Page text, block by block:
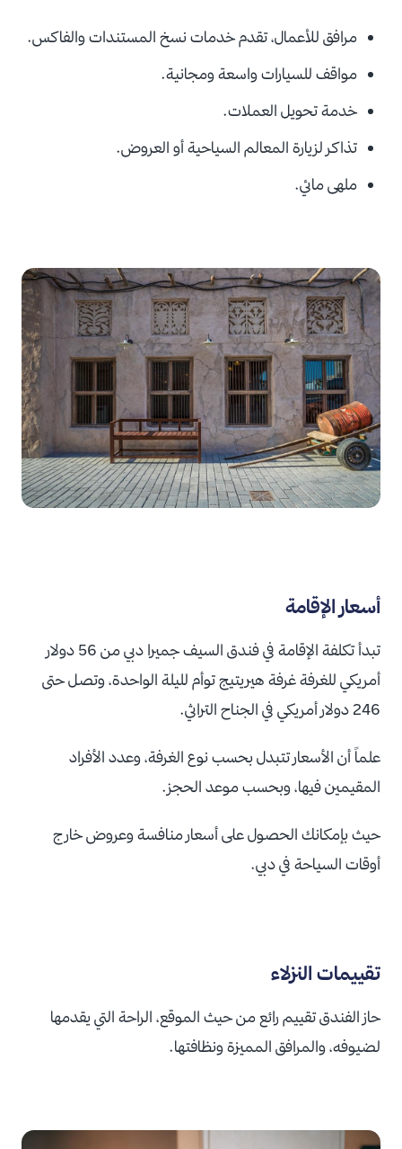
مرافق للأعمال، تقدم خدمات نسخ المستندات والفاكس.
مواقف للسيارات واسعة ومجانية.
خدمة تحويل العملات.
تذاكر لزيارة المعالم السياحية أو العروض.
ملهى مائي.
أسعار الإقامة
تبدأ تكلفة الإقامة في فندق السيف جميرا دبي من 56 دولار
أمريكي للغرفة غرفة هيريتيج توأم لليلة الواحدة، وتصل حتى
246 دولار أمريكي في الجناح التراثي.
علماً أن الأسعار تتبدل بحسب نوع الغرفة، وعدد الأفراد
المقيمين فيها، وبحسب موعد الحجز.
حيث بإمكانك الحصول على أسعار منافسة وعروض خارج
أوقات السياحة في دبي.
تقييمات النزلاء
حاز الفندق تقييم رائع من حيث الموقع، الراحة التي يقدمها
لضيوفه، والمرافق المميزة ونظافتها.